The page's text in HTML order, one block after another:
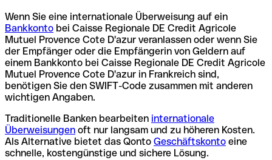
Wenn Sie eine internationale Überweisung auf ein
Bankkonto bei Caisse Regionale DE Credit Agricole
Mutuel Provence Cote D'azur veranlassen oder wenn Sie
der Empfänger oder die Empfängerin von Geldern auf
einem Bankkonto bei Caisse Regionale DE Credit Agricole
Mutuel Provence Cote D'azur in Frankreich sind,
benötigen Sie den SWIFT-Code zusammen mit anderen
wichtigen Angaben.
Traditionelle Banken bearbeiten internationale
Überweisungen oft nur langsam und zu höheren Kosten.
Als Alternative bietet das Qonto Geschäftskonto eine
schnelle, kostengünstige und sichere Lösung.